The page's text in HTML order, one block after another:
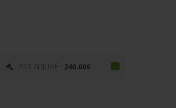
PRIX ADJUGÉ : 240.00€